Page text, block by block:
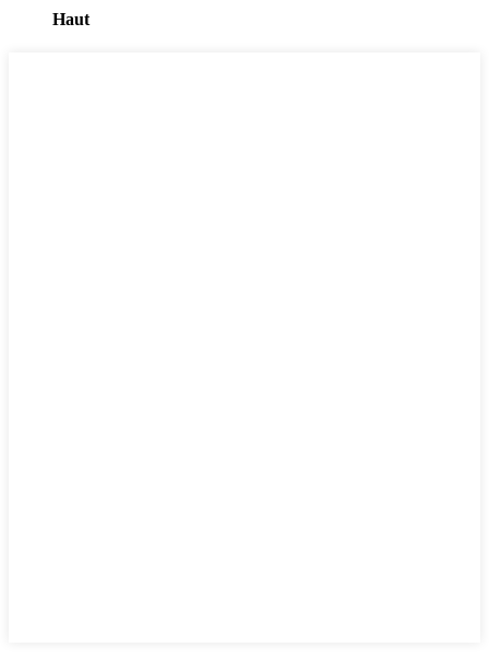
Haut